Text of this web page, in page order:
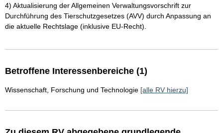
4) Aktualisierung der Allgemeinen Verwaltungsvorschrift zur
Durchführung des Tierschutzgesetzes (AVV) durch Anpassung an
die aktuelle Rechtslage (inklusive EU-Recht).
Betroffene Interessenbereiche (1)
Wissenschaft, Forschung und Technologie [alle RV hierzu]